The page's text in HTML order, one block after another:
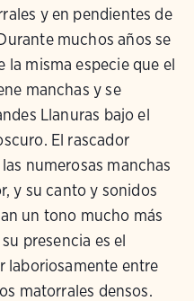
y en pendientes de
muchos años se
la misma especie que el
manchas y se
Llanuras bajo el
El rascador
numerosas manchas
y su canto y sonidos
un tono mucho más
presencia es el
laboriosamente entre
matorrales densos.